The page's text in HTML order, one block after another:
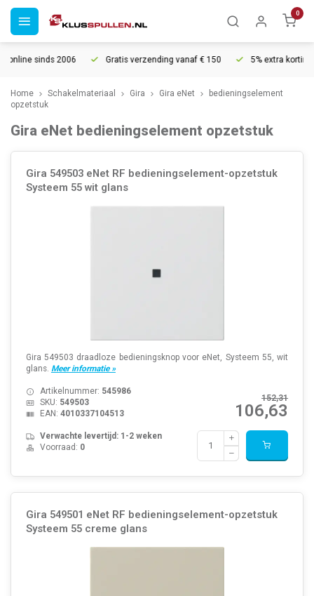
0
2006 Gratis verzending vanaf € 150 5% extra korting vanaf € 1000
Home Schakelmateriaal Gira Gira eNet
bedieningselement
opzetstuk
Gira eNet bedieningselement opzetstuk
Gira 549503 eNet RF bedieningselement-opzetstuk
Systeem 55 wit glans
Gira 549503 draadloze bedieningsknop voor eNet, Systeem 55, wit
glans. Meer informatie »
152,31
106,63
Artikelnummer: 545986
SKU: 549503
EAN: 4010337104513
Verwachte levertijd: 1-2 weken
Voorraad: 0
Gira 549501 eNet RF bedieningselement-opzetstuk
Systeem 55 creme glans